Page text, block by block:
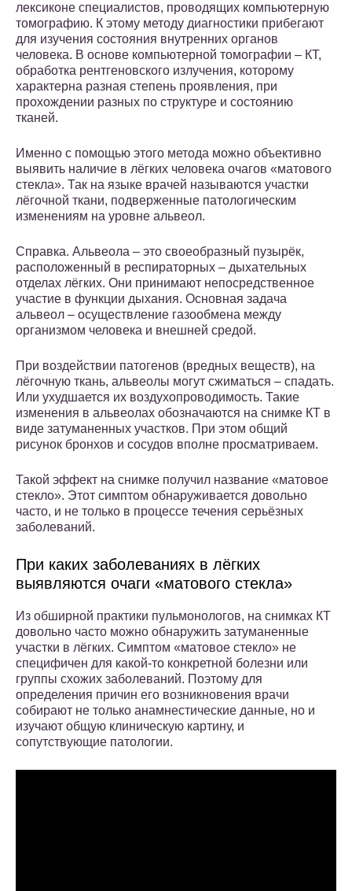
лексиконе специалистов, проводящих компьютерную
томографию. К этому методу диагностики прибегают
для изучения состояния внутренних органов
человека. В основе компьютерной томографии – КТ,
обработка рентгеновского излучения, которому
характерна разная степень проявления, при
прохождении разных по структуре и состоянию
тканей.
Именно с помощью этого метода можно объективно
выявить наличие в лёгких человека очагов «матового
стекла». Так на языке врачей называются участки
лёгочной ткани, подверженные патологическим
изменениям на уровне альвеол.
Справка. Альвеола – это своеобразный пузырёк,
расположенный в респираторных – дыхательных
отделах лёгких. Они принимают непосредственное
участие в функции дыхания. Основная задача
альвеол – осуществление газообмена между
организмом человека и внешней средой.
При воздействии патогенов (вредных веществ), на
лёгочную ткань, альвеолы могут сжиматься – спадать.
Или ухудшается их воздухопроводимость. Такие
изменения в альвеолах обозначаются на снимке КТ в
виде затуманенных участков. При этом общий
рисунок бронхов и сосудов вполне просматриваем.
Такой эффект на снимке получил название «матовое
стекло». Этот симптом обнаруживается довольно
часто, и не только в процессе течения серьёзных
заболеваний.
При каких заболеваниях в лёгких
выявляются очаги «матового стекла»
Из обширной практики пульмонологов, на снимках КТ
довольно часто можно обнаружить затуманенные
участки в лёгких. Симптом «матовое стекло» не
специфичен для какой-то конкретной болезни или
группы схожих заболеваний. Поэтому для
определения причин его возникновения врачи
собирают не только анамнестические данные, но и
изучают общую клиническую картину, и
сопутствующие патологии.